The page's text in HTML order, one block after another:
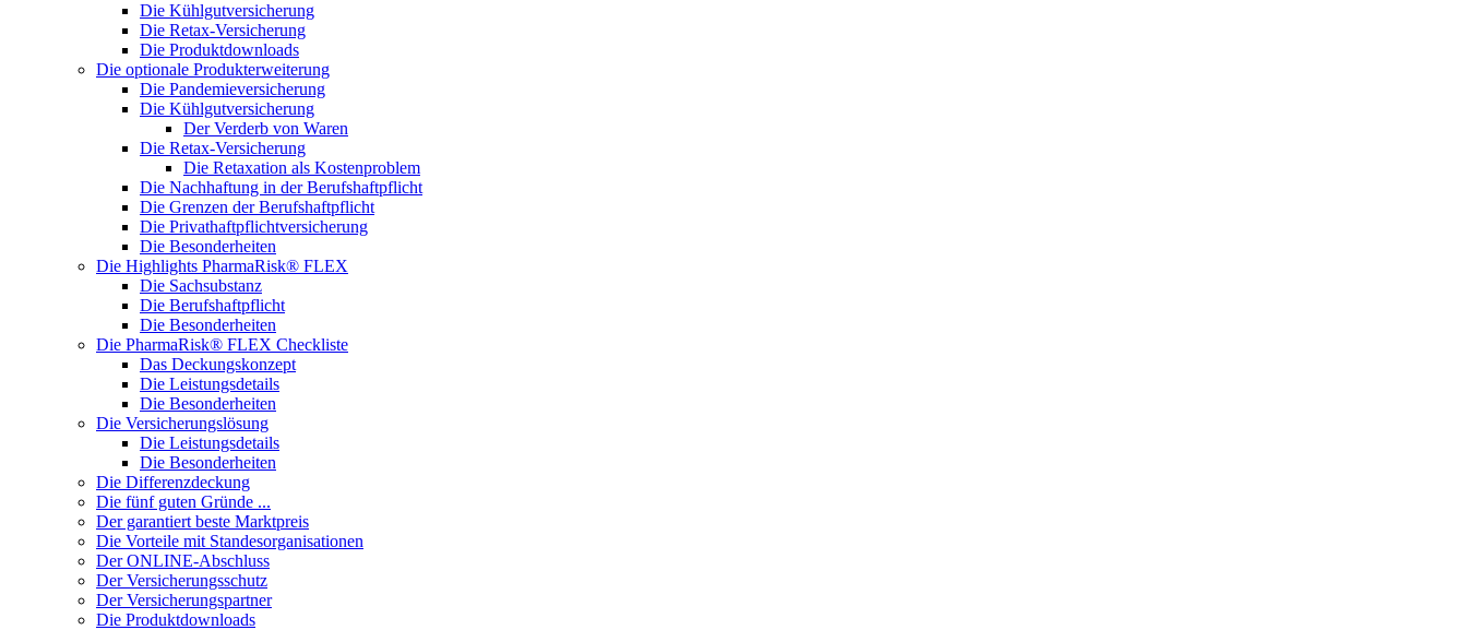
Die Kühlgutversicherung
Die Retax-Versicherung
Die Produktdownloads
Die optionale Produkterweiterung
Die Pandemieversicherung
Die Kühlgutversicherung
Der Verderb von Waren
Die Retax-Versicherung
Die Retaxation als Kostenproblem
Die Nachhaftung in der Berufshaftpflicht
Die Grenzen der Berufshaftpflicht
Die Privathaftpflichtversicherung
Die Besonderheiten
Die Highlights PharmaRisk® FLEX
Die Sachsubstanz
Die Berufshaftpflicht
Die Besonderheiten
Die PharmaRisk® FLEX Checkliste
Das Deckungskonzept
Die Leistungsdetails
Die Besonderheiten
Die Versicherungslösung
Die Leistungsdetails
Die Besonderheiten
Die Differenzdeckung
Die fünf guten Gründe ...
Der garantiert beste Marktpreis
Die Vorteile mit Standesorganisationen
Der ONLINE-Abschluss
Der Versicherungsschutz
Der Versicherungspartner
Die Produktdownloads